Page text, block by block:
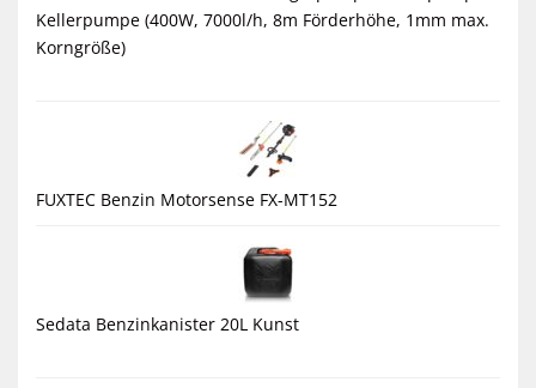
Kellerpumpe (400W, 7000l/h, 8m Förderhöhe, 1mm max.
Korngröße)
FUXTEC Benzin Motorsense FX-MT152
Sedata Benzinkanister 20L Kunst